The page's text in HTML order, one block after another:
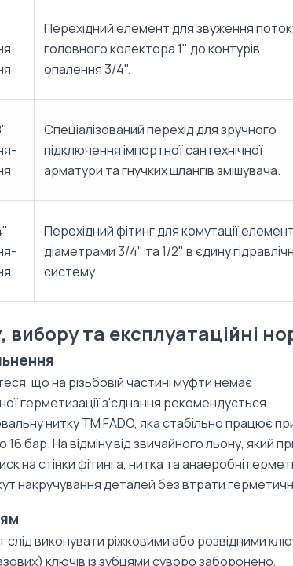
Перехідний елемент для звуження
головного колектора 1" до контурів
опалення 3/4".
Спеціалізований перехід для зручного
підключення імпортної сантехнічної
арматури та гнучких шлангів змішувача.
Перехідний фітинг для комутації
діаметрами 3/4" та 1/2" в єдину
систему.
та експлуатаційні
що на різьбовій частині муфти немає
герметизації з'єднання рекомендується
нитку TM FADO, яка стабільно працює
бар. На відміну від звичайного льону, який
на стінки фітинга, нитка та анаеробні
накручування деталей без втрати
виконувати ріжковими або розвідними
ключів із зубцями суворо заборонено,